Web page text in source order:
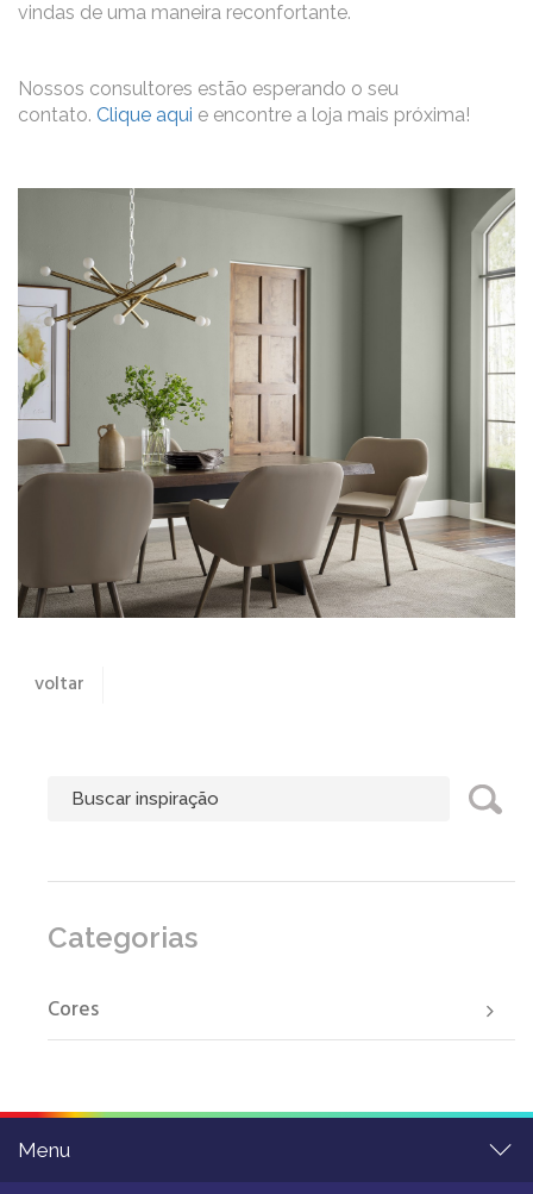
vindas de uma maneira reconfortante.
Nossos consultores estão esperando o seu
contato. Clique aqui e encontre a loja mais próxima!
voltar
Categorias
Cores
Menu